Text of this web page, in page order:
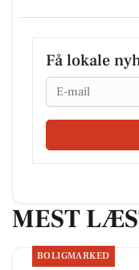
Få lokale
Email
MEST
BOLIGMARKED